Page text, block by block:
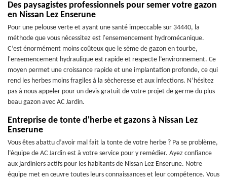
Des paysagistes professionnels pour semer votre gazon
en Nissan Lez Enserune
Pour une pelouse verte et ayant une santé impeccable sur 34440, la
méthode que vous nécessitez est l'ensemencement hydromécanique.
C’est énormément moins coûteux que le sème de gazon en tourbe,
l'ensemencement hydraulique est rapide et respecte l’environnement. Ce
moyen permet une croissance rapide et une implantation profonde, ce qui
rend les herbes moins fragiles à la sècheresse et aux infections. N’hésitez
pas à nous appeler pour un devis gratuit de votre projet de germe du plus
beau gazon avec AC Jardin.
Entreprise de tonte d'herbe et gazons à Nissan Lez
Enserune
Vous êtes abattu d’avoir mal fait la tonte de votre herbe ? Pa se problème,
l’équipe de AC Jardin est à votre service pour y remédier. Ayez confiance
aux jardiniers actifs pour les habitants de Nissan Lez Enserune. Notre
équipe met en œuvre toutes leurs connaissances et leur compétence. Vous